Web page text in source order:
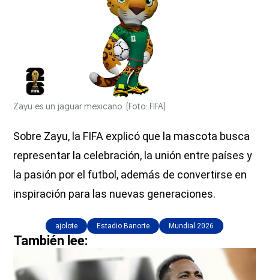
Zayu es un jaguar mexicano. (Foto: FIFA)
Sobre Zayu, la FIFA explicó que la mascota busca
representar la celebración, la unión entre países y
la pasión por el futbol, además de convertirse en
inspiración para las nuevas generaciones.
ajolote Estadio Banorte Mundial 2026
También lee: